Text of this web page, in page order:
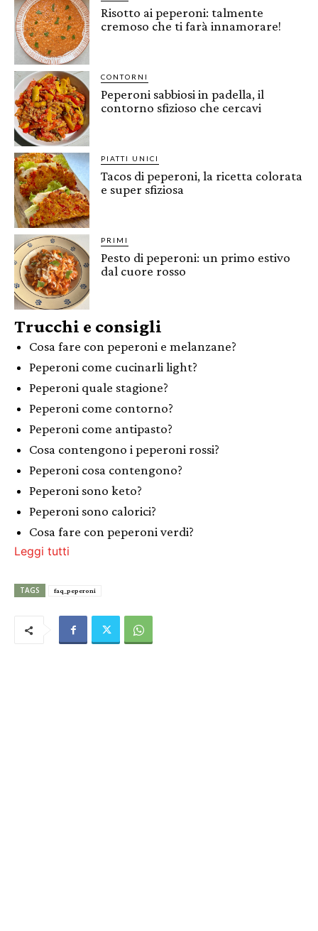
Risotto ai peperoni: talmente
cremoso che ti farà innamorare!
CONTORNI
Peperoni sabbiosi in padella, il
contorno sfizioso che cercavi
PIATTI UNICI
Tacos di peperoni, la ricetta colorata
e super sfiziosa
PRIMI
Pesto di peperoni: un primo estivo
dal cuore rosso
Trucchi e consigli
Cosa fare con peperoni e melanzane?
Peperoni come cucinarli light?
Peperoni quale stagione?
Peperoni come contorno?
Peperoni come antipasto?
Cosa contengono i peperoni rossi?
Peperoni cosa contengono?
Peperoni sono keto?
Peperoni sono calorici?
Cosa fare con peperoni verdi?
Leggi tutti
TAGS faq_peperoni